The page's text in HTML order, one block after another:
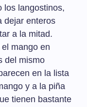
los langostinos,
dejar enteros
a la mitad.
mango en
del mismo
en la lista
y a la piña
tienen bastante